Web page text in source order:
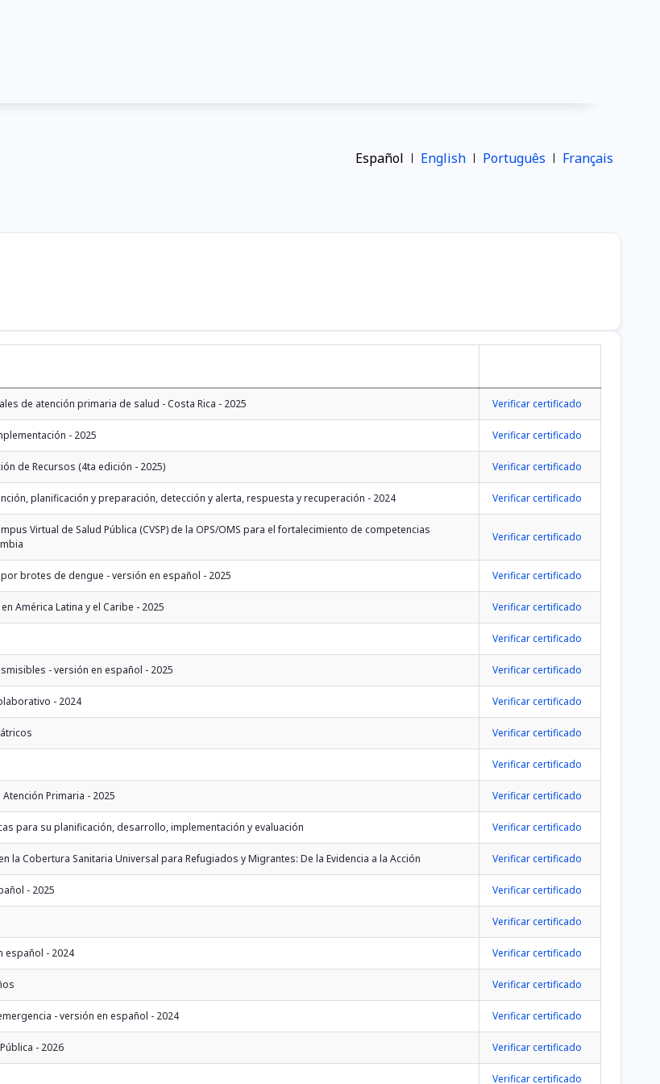
Español English Português Français
de atención primaria de salud - Costa Rica - 2025 Verificar certificado
- 2025 Verificar certificado
de Recursos (4ta edición - 2025) Verificar certificado
planificación y preparación, detección y alerta, respuesta y recuperación - 2024 Verificar certificado
Virtual de Salud Pública (CVSP) de la OPS/OMS para el fortalecimiento de competencias
Verificar certificado
brotes de dengue - versión en español - 2025 Verificar certificado
América Latina y el Caribe - 2025 Verificar certificado
Verificar certificado
- versión en español - 2025 Verificar certificado
- 2024 Verificar certificado
Verificar certificado
Verificar certificado
Primaria - 2025 Verificar certificado
para su planificación, desarrollo, implementación y evaluación Verificar certificado
la Cobertura Sanitaria Universal para Refugiados y Migrantes: De la Evidencia a la Acción Verificar certificado
- 2025 Verificar certificado
Verificar certificado
español - 2024 Verificar certificado
Verificar certificado
- versión en español - 2024 Verificar certificado
- 2026 Verificar certificado
Verificar certificado